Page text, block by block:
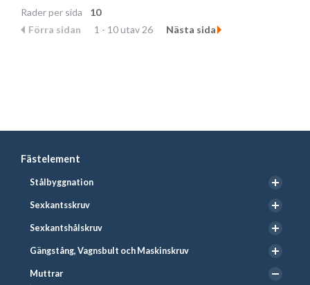
Fästelement
Stålbyggnation
Sexkantsskruv
Sexkantshålskruv
Gängstång, Vagnsbult och Maskinskruv
Muttrar
Rader per sida
10
Förra sidan
1 - 10 utav 26 Nästa sida